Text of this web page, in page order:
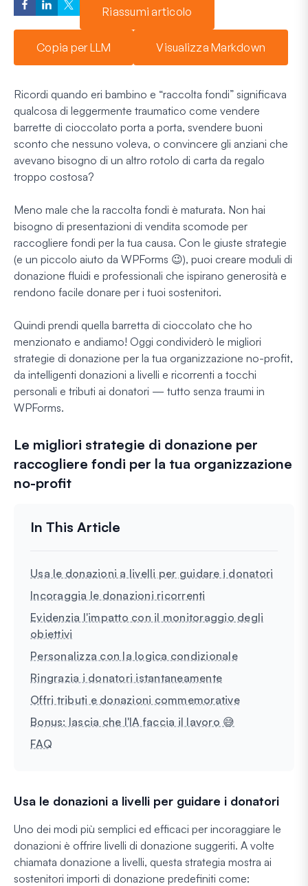
Riassumi articolo
Copia per LLM Visualizza Markdown
Ricordi quando eri bambino e “raccolta fondi” significava
qualcosa di leggermente traumatico come vendere
barrette di cioccolato porta a porta, svendere buoni
sconto che nessuno voleva, o convincere gli anziani che
avevano bisogno di un altro rotolo di carta da regalo
troppo costosa?
Meno male che la raccolta fondi è maturata. Non hai
bisogno di presentazioni di vendita scomode per
raccogliere fondi per la tua causa. Con le giuste strategie
(e un piccolo aiuto da WPForms 😉), puoi creare moduli di
donazione fluidi e professionali che ispirano generosità e
rendono facile donare per i tuoi sostenitori.
Quindi prendi quella barretta di cioccolato che ho
menzionato e andiamo! Oggi condividerò le migliori
strategie di donazione per la tua organizzazione no-profit,
da intelligenti donazioni a livelli e ricorrenti a tocchi
personali e tributi ai donatori — tutto senza traumi in
WPForms.
Le migliori strategie di donazione per
raccogliere fondi per la tua organizzazione
no-profit
Usa le donazioni a livelli per guidare i donatori
Incoraggia le donazioni ricorrenti
Evidenzia l'impatto con il monitoraggio degli
obiettivi
Personalizza con la logica condizionale
Ringrazia i donatori istantaneamente
Offri tributi e donazioni commemorative
Bonus: lascia che l'IA faccia il lavoro 😅
FAQ
Usa le donazioni a livelli per guidare i donatori
Uno dei modi più semplici ed efficaci per incoraggiare le
donazioni è offrire livelli di donazione suggeriti. A volte
chiamata donazione a livelli, questa strategia mostra ai
sostenitori importi di donazione predefiniti come: